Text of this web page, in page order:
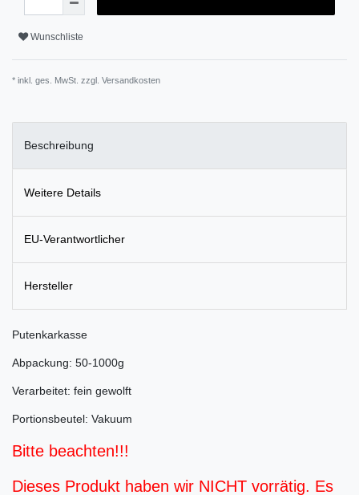
Wunschliste
* inkl. ges. MwSt. zzgl. Versandkosten
Beschreibung
Weitere Details
EU-Verantwortlicher
Hersteller
Putenkarkasse
Abpackung: 50-1000g
Verarbeitet: fein gewolft
Portionsbeutel: Vakuum
Bitte beachten!!!
Dieses Produkt haben wir NICHT vorrätig. Es